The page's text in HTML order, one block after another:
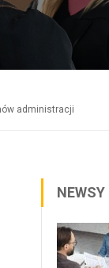
administracji
NEWSY